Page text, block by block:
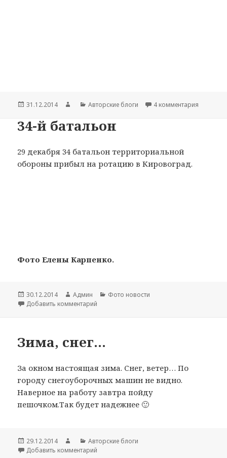
Опубликовано
31.12.2014 АвторРубрики
Авторские блоги 4 комментария
34-й батальон
29 декабря 34 батальон территориальной
обороны прибыл на ротацию в Кировоград.
Фото Елены Карпенко.
Опубликовано
30.12.2014 Автор
Админ Рубрики
Фото новости
Добавить комментарий
Зима, снег…
За окном настоящая зима. Снег, ветер… По
городу снегоуборочных машин не видно.
Наверное на работу завтра пойду
пешочком.Так будет надежнее 🙂
Опубликовано
29.12.2014 АвторРубрики
Авторские блоги
Добавить комментарий